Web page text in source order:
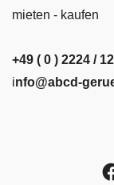
mieten - kaufen
+49 ( 0 ) 2224 /
info@abcd-